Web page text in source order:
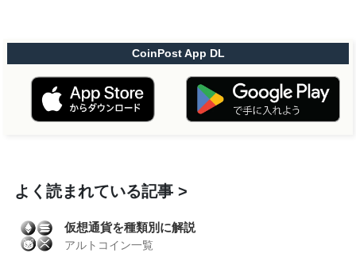
CoinPost App DL
よく読まれている記事
仮想通貨を種類別に解説
アルトコイン一覧